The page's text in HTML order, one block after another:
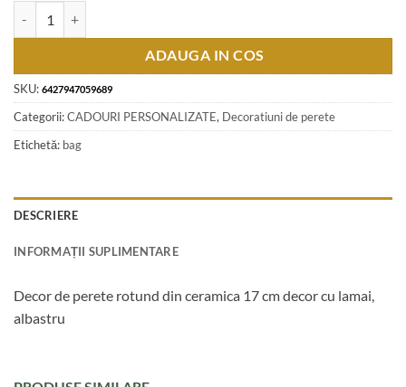
ADAUGA IN COS
SKU: 6427947059689
Categorii:CADOURI PERSONALIZATE, Decoratiuni de perete
Etichetă: bag
DESCRIERE
INFORMAȚII SUPLIMENTARE
Decor de perete rotund din ceramica 17 cm decor cu lamai,
albastru